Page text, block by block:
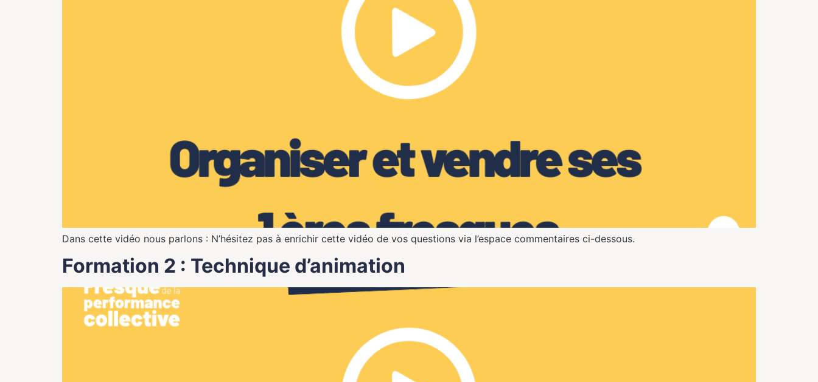
Dans cette vidéo nous parlons : N’hésitez pas à enrichir cette vidéo de vos questions via l’espace commentaires ci-dessous.
Formation 2 : Technique d’animation